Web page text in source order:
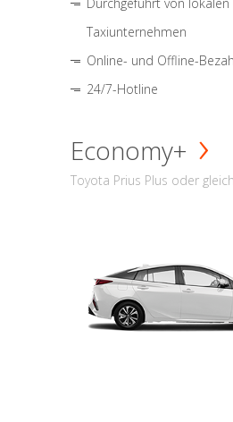
Taxiunternehmen
Online- und Offline-
24/7-Hotline
Economy+
Toyota Prius Plus oder